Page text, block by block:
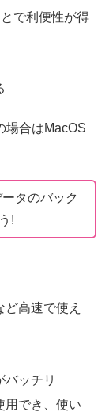
で利便性が得
場合はMacOS
タのバック
!
高速で使え
ッチリ
用でき、使い